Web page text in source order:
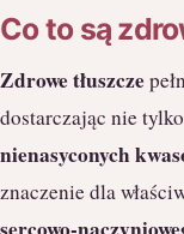
Co to są
Zdrowe tłuszcze
dostarczając nie
nienasyconych
znaczenie dla